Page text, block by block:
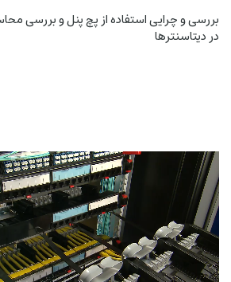
بررسی و چرایی استفاده از پچ پنل و بررسی
در دیتاسنترها